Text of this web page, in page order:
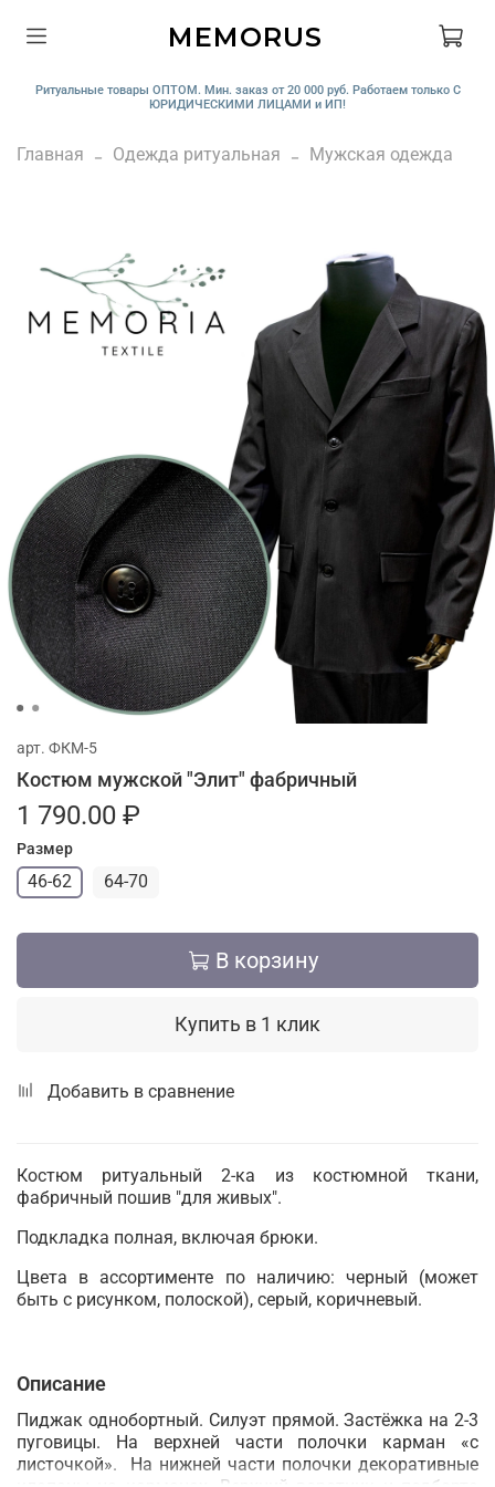
MEMORUS
Ритуальные товары ОПТОМ. Мин. заказ от 20 000 руб. Работаем только С
ЮРИДИЧЕСКИМИ ЛИЦАМИ и ИП!
Главная Одежда ритуальная Мужская одежда
арт. ФКМ-5
Костюм мужской "Элит" фабричный
1 790.00 ₽
Размер
46-62 64-70
В корзину
Купить в 1 клик
Добавить в сравнение
Костюм ритуальный 2-ка из костюмной ткани,
фабричный пошив "для живых".
Подкладка полная, включая брюки.
Цвета в ассортименте по наличию: черный (может
быть с рисунком, полоской), серый, коричневый.
Описание
Пиджак однобортный. Силуэт прямой. Застёжка на 2-3
пуговицы. На верхней части полочки карман «с
листочкой». На нижней части полочки декоративные